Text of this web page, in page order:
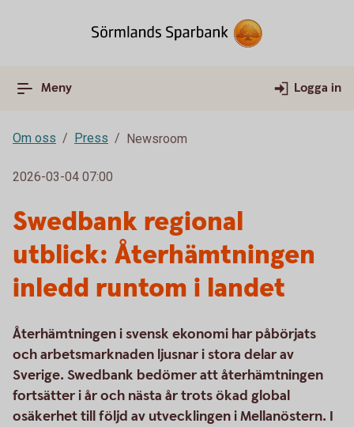
Meny Logga in
Om oss Press Newsroom
2026-03-04 07:00
Swedbank regional
utblick: Återhämtningen
inledd runtom i landet
Återhämtningen i svensk ekonomi har påbörjats
och arbetsmarknaden ljusnar i stora delar av
Sverige. Swedbank bedömer att återhämtningen
fortsätter i år och nästa år trots ökad global
osäkerhet till följd av utvecklingen i Mellanöstern. I